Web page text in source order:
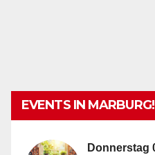
EVENTS IN MARBURG!
Donnerstag